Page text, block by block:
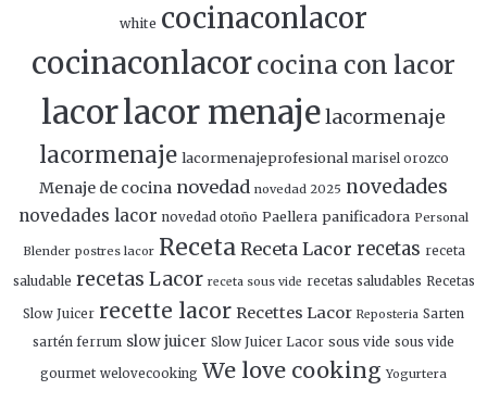
white cocinaconlacor
cocinaconlacorcocina con lacor
lacorlacor menajelacormenaje
lacormenaje lacormenajeprofesional marisel orozco
Menaje de cocina novedad novedad 2025 novedades
novedades lacor novedad otoño Paellera panificadora Personal
Blender postres lacor Receta Receta Lacor recetas receta
saludable recetas Lacor receta sous vide recetas saludables Recetas
Slow Juicer recette lacor Recettes Lacor Reposteria Sarten
sartén ferrum slow juicer Slow Juicer Lacor sous vide sous vide
gourmet welovecooking We love cooking Yogurtera